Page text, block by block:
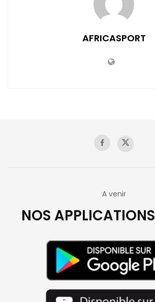
AFRICASPORT
A venir
NOS APPLICATIONS